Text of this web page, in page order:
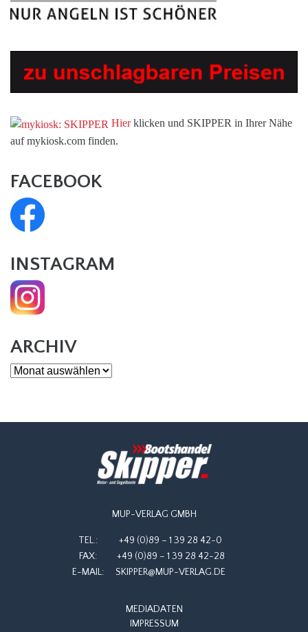
Hierklicken und SKIPPER in Ihrer Nähe
auf mykiosk.com finden.
FACEBOOK
INSTAGRAM
ARCHIV
Archiv
MUP-VERLAG GMBH
TEL.:
+49 (0)89 – 1 39 28 42-0
FAX:
+49 (0)89 – 1 39 28 42-28
E-MAIL:
SKIPPER@MUP-VERLAG.DE
MEDIADATEN
IMPRESSUM